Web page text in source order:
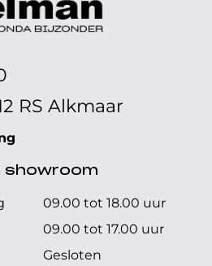
RS Alkmaar
showroom
09.00 tot 18.00 uur
09.00 tot 17.00 uur
Gesloten